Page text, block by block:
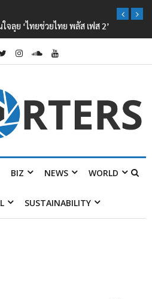
จลุย ‘ไทยช่วยไทย พลัส เฟส 2’
BIZ NEWS WORLD
SUSTAINABILITY